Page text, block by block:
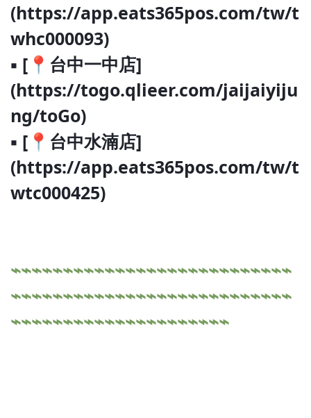
(https://app.eats365pos.com/tw/t
whc000093)
▪ [📍台中一中店]
(https://togo.qlieer.com/jaijaiyiju
ng/toGo)
▪ [📍台中水湳店]
(https://app.eats365pos.com/tw/t
wtc000425)
⌁⌁⌁⌁⌁⌁⌁⌁⌁⌁⌁⌁⌁⌁⌁⌁⌁⌁⌁⌁⌁⌁⌁⌁⌁⌁⌁
⌁⌁⌁⌁⌁⌁⌁⌁⌁⌁⌁⌁⌁⌁⌁⌁⌁⌁⌁⌁⌁⌁⌁⌁⌁⌁⌁
⌁⌁⌁⌁⌁⌁⌁⌁⌁⌁⌁⌁⌁⌁⌁⌁⌁⌁⌁⌁⌁